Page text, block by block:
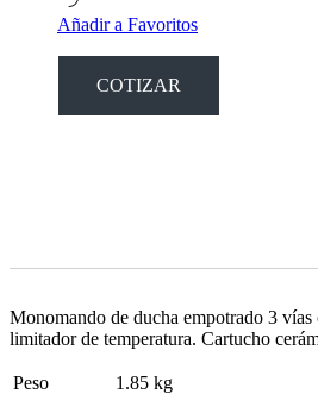
Añadir a Favoritos
COTIZAR
Monomando de ducha empotrado 3
limitador de temperatura. Cartucho
Peso
1.85 kg